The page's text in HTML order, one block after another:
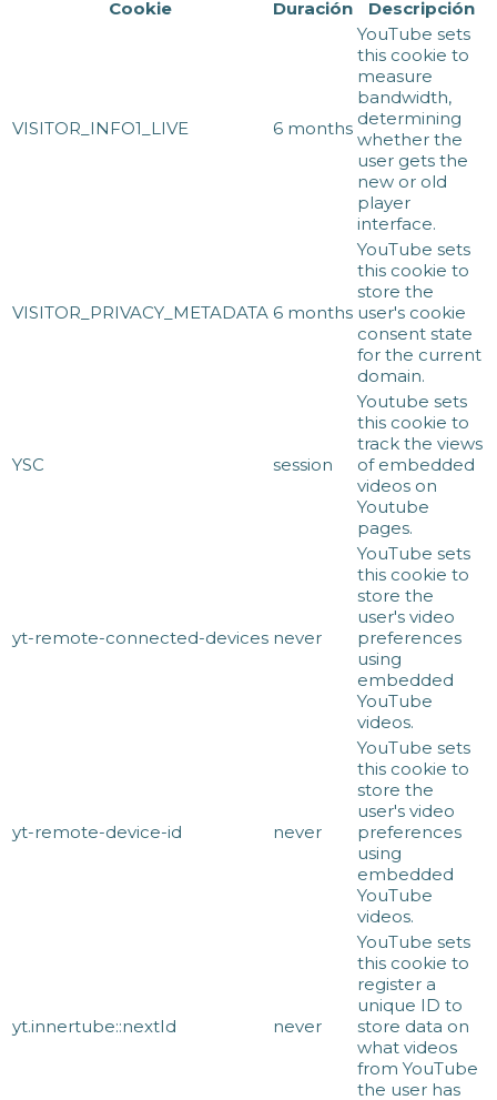
Cookie
Duración Descripción
VISITOR_INFO1_LIVE 6 months
YouTube sets
this cookie to
measure
bandwidth,
determining
whether the
user gets the
new or old
player
interface.
VISITOR_PRIVACY_METADATA 6 months
YouTube sets
this cookie to
store the
user's cookie
consent state
for the current
domain.
YSC session
Youtube sets
this cookie to
track the views
of embedded
videos on
Youtube
pages.
yt-remote-connected-devices never
YouTube sets
this cookie to
store the
user's video
preferences
using
embedded
YouTube
videos.
yt-remote-device-id never
YouTube sets
this cookie to
store the
user's video
preferences
using
embedded
YouTube
videos.
yt.innertube::nextId never
YouTube sets
this cookie to
register a
unique ID to
store data on
what videos
from YouTube
the user has